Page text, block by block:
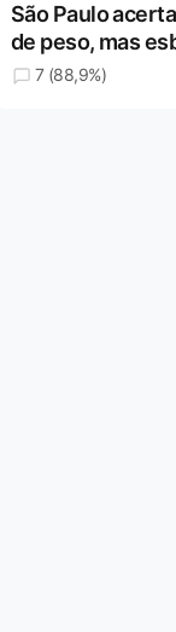
São Paulo
de peso, mas
7 (88,9%)